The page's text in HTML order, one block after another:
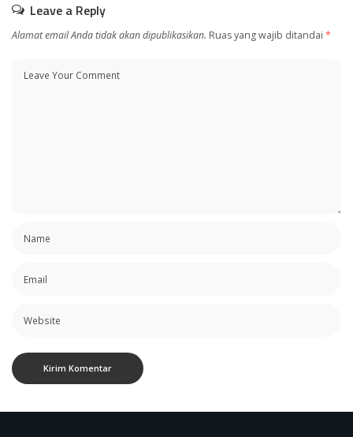
Leave a Reply
Alamat email Anda tidak akan dipublikasikan. Ruas yang wajib ditandai *